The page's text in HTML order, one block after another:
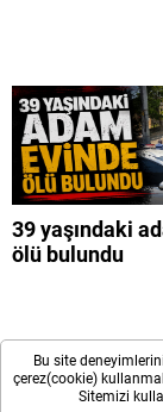
39 yaşındaki
ölü bulundu
Bu site
çerez(cookie)
Sitemizi